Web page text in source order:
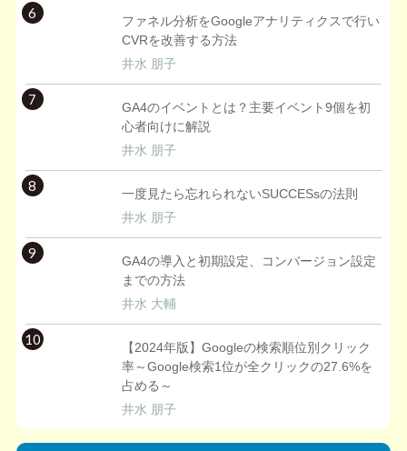
6
ファネル分析をGoogleアナリティクスで行い
CVRを改善する方法
井水 朋子
7
GA4のイベントとは？主要イベント9個を初
心者向けに解説
井水 朋子
8
一度見たら忘れられないSUCCESsの法則
井水 朋子
9
GA4の導入と初期設定、コンバージョン設定
までの方法
井水 大輔
10
【2024年版】Googleの検索順位別クリック
率～Google検索1位が全クリックの27.6%を
占める～
井水 朋子